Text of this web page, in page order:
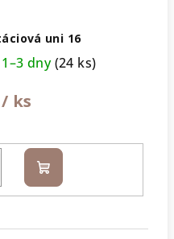
uni 16
dny(24 ks)
/ ks
Do
košíku